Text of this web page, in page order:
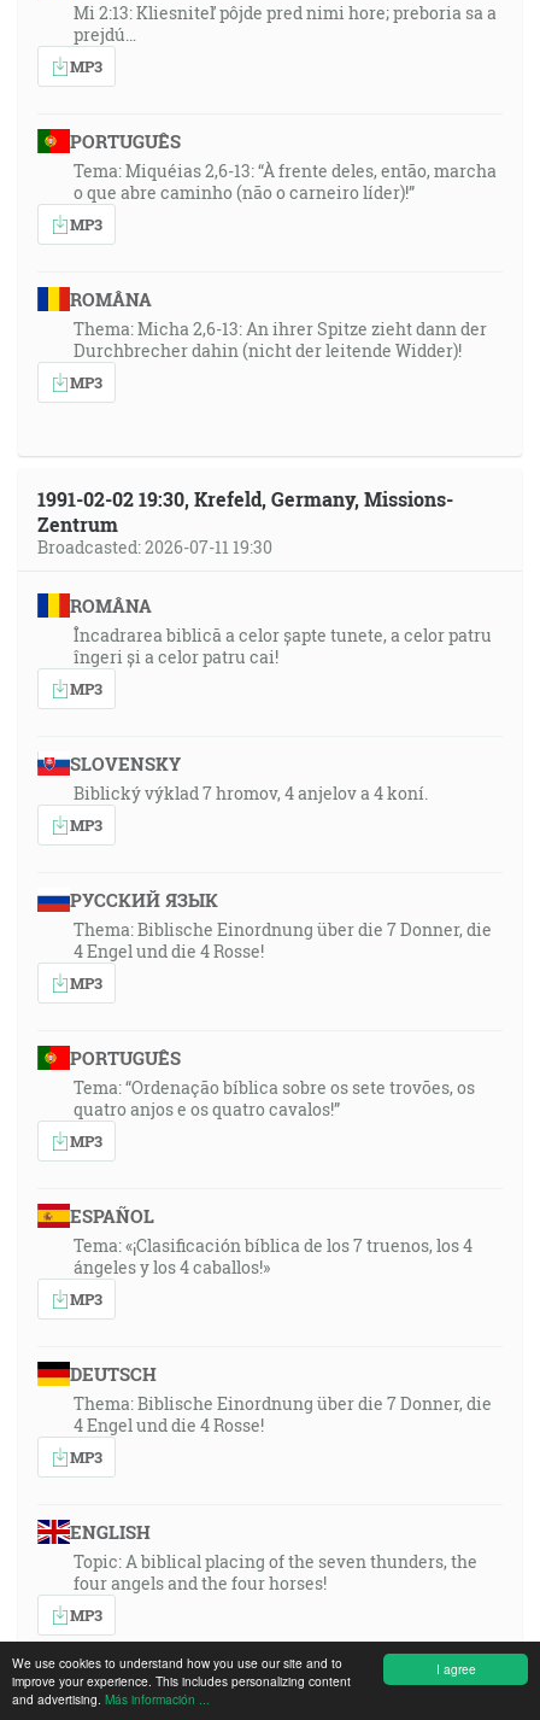
I agree
We use cookies to understand how you use our site and to
improve your experience. This includes personalizing content
and advertising. Más información ...
Mi 2:13: Kliesniteľ pôjde pred nimi hore; preboria sa a
prejdú…
MP3
PORTUGUÊS
Tema: Miquéias 2,6-13: “À frente deles, então, marcha
o que abre caminho (não o carneiro líder)!”
MP3
ROMÂNA
Thema: Micha 2,6-13: An ihrer Spitze zieht dann der
Durchbrecher dahin (nicht der leitende Widder)!
MP3
1991-02-02 19:30, Krefeld, Germany, Missions-
Zentrum
Broadcasted: 2026-07-11 19:30
ROMÂNA
Încadrarea biblică a celor șapte tunete, a celor patru
îngeri și a celor patru cai!
MP3
SLOVENSKY
Biblický výklad 7 hromov, 4 anjelov a 4 koní.
MP3
РУССКИЙ ЯЗЫК
Thema: Biblische Einordnung über die 7 Donner, die
4 Engel und die 4 Rosse!
MP3
PORTUGUÊS
Tema: “Ordenação bíblica sobre os sete trovões, os
quatro anjos e os quatro cavalos!”
MP3
ESPAÑOL
Tema: «¡Clasificación bíblica de los 7 truenos, los 4
ángeles y los 4 caballos!»
MP3
DEUTSCH
Thema: Biblische Einordnung über die 7 Donner, die
4 Engel und die 4 Rosse!
MP3
ENGLISH
Topic: A biblical placing of the seven thunders, the
four angels and the four horses!
MP3
FRANÇAIS